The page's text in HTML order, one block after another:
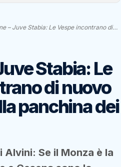
– Juve Stabia: Le Vespe incontrano di…
Stabia: Le
di nuovo
panchina dei
Alvini: Se il Monza è la